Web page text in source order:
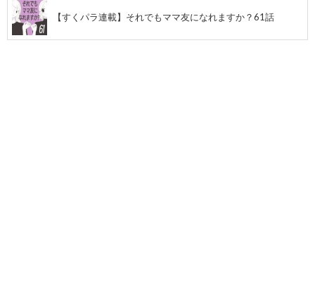
【すくパラ連載】それでもママ友になれますか？61話